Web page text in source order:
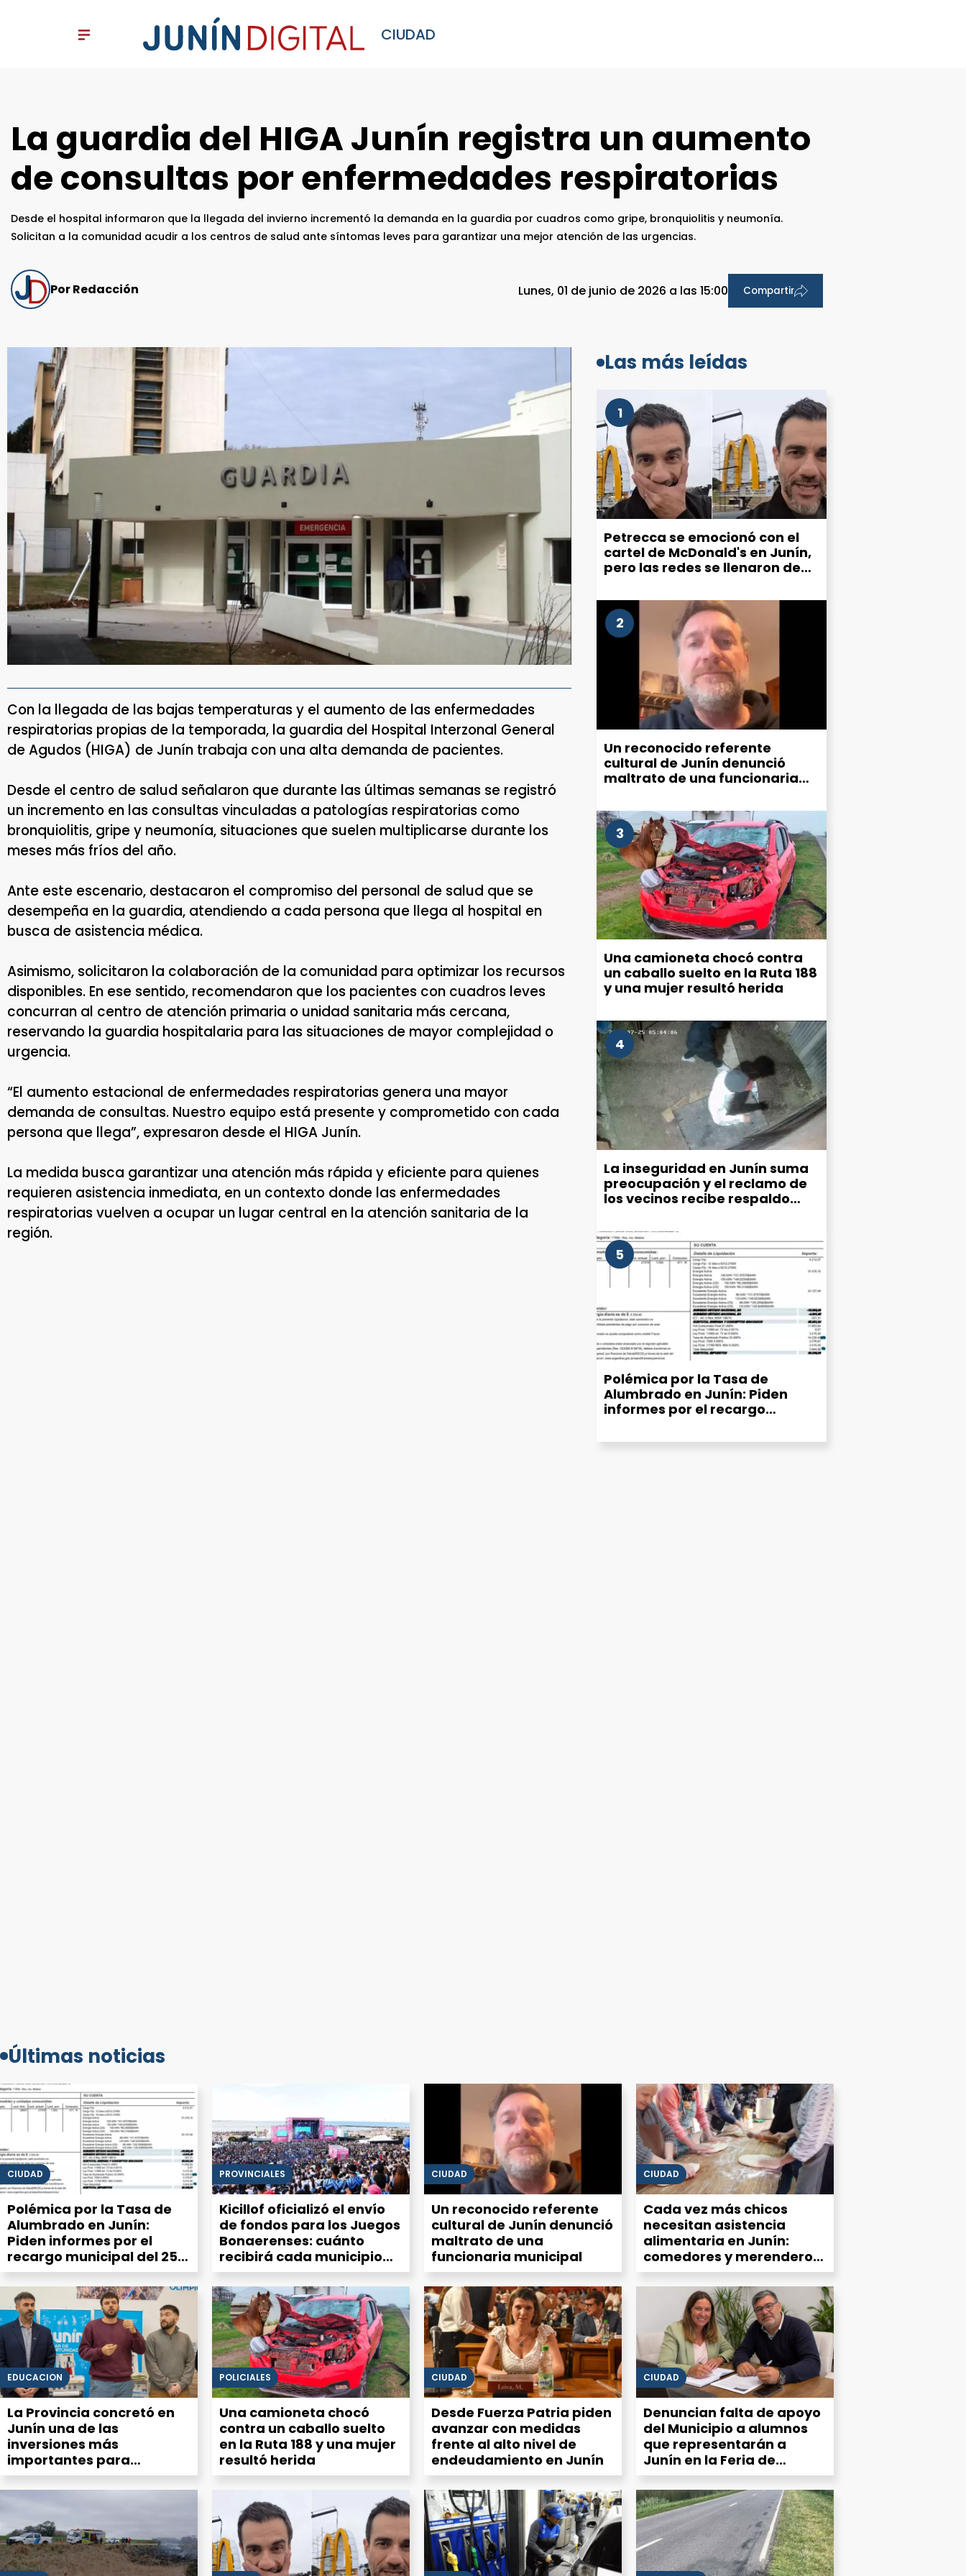
CIUDAD
La guardia del HIGA Junín registra un aumento
de consultas por enfermedades respiratorias
Desde el hospital informaron que la llegada del invierno incrementó la demanda en la guardia por cuadros como gripe, bronquiolitis y neumonía.
Solicitan a la comunidad acudir a los centros de salud ante síntomas leves para garantizar una mejor atención de las urgencias.
Por Redacción Lunes, 01 de junio de 2026 a las 15:00 Compartir
Con la llegada de las bajas temperaturas y el aumento de las enfermedades
respiratorias propias de la temporada, la guardia del Hospital Interzonal General
de Agudos (HIGA) de Junín trabaja con una alta demanda de pacientes.
Desde el centro de salud señalaron que durante las últimas semanas se registró
un incremento en las consultas vinculadas a patologías respiratorias como
bronquiolitis, gripe y neumonía, situaciones que suelen multiplicarse durante los
meses más fríos del año.
Ante este escenario, destacaron el compromiso del personal de salud que se
desempeña en la guardia, atendiendo a cada persona que llega al hospital en
busca de asistencia médica.
Asimismo, solicitaron la colaboración de la comunidad para optimizar los recursos
disponibles. En ese sentido, recomendaron que los pacientes con cuadros leves
concurran al centro de atención primaria o unidad sanitaria más cercana,
reservando la guardia hospitalaria para las situaciones de mayor complejidad o
urgencia.
“El aumento estacional de enfermedades respiratorias genera una mayor
demanda de consultas. Nuestro equipo está presente y comprometido con cada
persona que llega”, expresaron desde el HIGA Junín.
La medida busca garantizar una atención más rápida y eficiente para quienes
requieren asistencia inmediata, en un contexto donde las enfermedades
respiratorias vuelven a ocupar un lugar central en la atención sanitaria de la
región.
Las más leídas
1
Petrecca se emocionó con el
cartel de McDonald's en Junín,
pero las redes se llenaron de
ciudad
2
Un reconocido referente
cultural de Junín denunció
maltrato de una funcionaria
3
Una camioneta chocó contra
un caballo suelto en la Ruta 188
y una mujer resultó herida
4
La inseguridad en Junín suma
preocupación y el reclamo de
los vecinos recibe respaldo
5
Polémica por la Tasa de
Alumbrado en Junín: Piden
informes por el recargo
de luz
Últimas noticias
CIUDAD
Polémica por la Tasa de
Alumbrado en Junín:
Piden informes por el
recargo municipal del 25%
en la factura de luz
PROVINCIALES
Kicillof oficializó el envío
de fondos para los Juegos
Bonaerenses: cuánto
recibirá cada municipio
de la Cuarta Sección
CIUDAD
Un reconocido referente
cultural de Junín denunció
maltrato de una
funcionaria municipal
CIUDAD
Cada vez más chicos
necesitan asistencia
alimentaria en Junín:
comedores y merenderos
advierten una demanda
que no deja de crecer
EDUCACIÓN
La Provincia concretó en
Junín una de las
inversiones más
importantes para
equipamiento del Servicio
Alimentario Escolar
POLICIALES
Una camioneta chocó
contra un caballo suelto
en la Ruta 188 y una mujer
resultó herida
CIUDAD
Desde Fuerza Patria piden
avanzar con medidas
frente al alto nivel de
endeudamiento en Junín
CIUDAD
Denuncian falta de apoyo
del Municipio a alumnos
que representarán a
Junín en la Feria de
Ciencias